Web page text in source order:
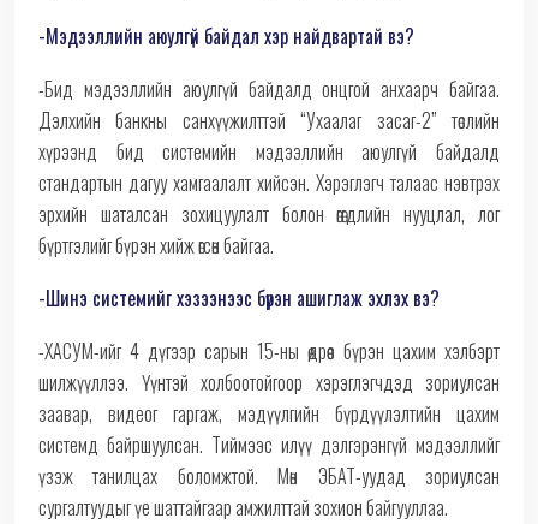
-Мэдээллийн аюулгүй байдал хэр найдвартай вэ?
-Бид мэдээллийн аюулгүй байдалд онцгой анхаарч байгаа.
Дэлхийн банкны санхүүжилттэй “Ухаалаг засаг-2” төслийн
хүрээнд бид системийн мэдээллийн аюулгүй байдалд
стандартын дагуу хамгаалалт хийсэн. Хэрэглэгч талаас нэвтрэх
эрхийн шаталсан зохицуулалт болон өгөгдлийн нууцлал, лог
бүртгэлийг бүрэн хийж өгсөн байгаа.
-Шинэ системийг хэзээнээс бүрэн ашиглаж эхлэх вэ?
-ХАСУМ-ийг 4 дүгээр сарын 15-ны өдрөөс бүрэн цахим хэлбэрт
шилжүүллээ. Үүнтэй холбоотойгоор хэрэглэгчдэд зориулсан
заавар, видеог гаргаж, мэдүүлгийн бүрдүүлэлтийн цахим
системд байршуулсан. Тиймээс илүү дэлгэрэнгүй мэдээллийг
үзэж танилцах боломжтой. Мөн ЭБАТ-уудад зориулсан
сургалтуудыг үе шаттайгаар амжилттай зохион байгууллаа.